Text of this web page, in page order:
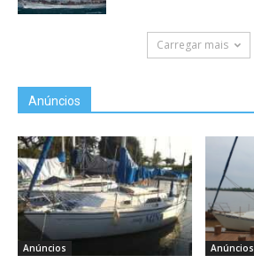
Carregar mais
Anúncios
Anúncios Anúncios